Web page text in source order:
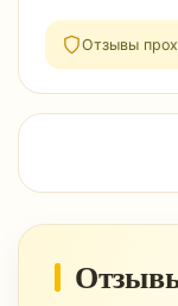
Отзывы